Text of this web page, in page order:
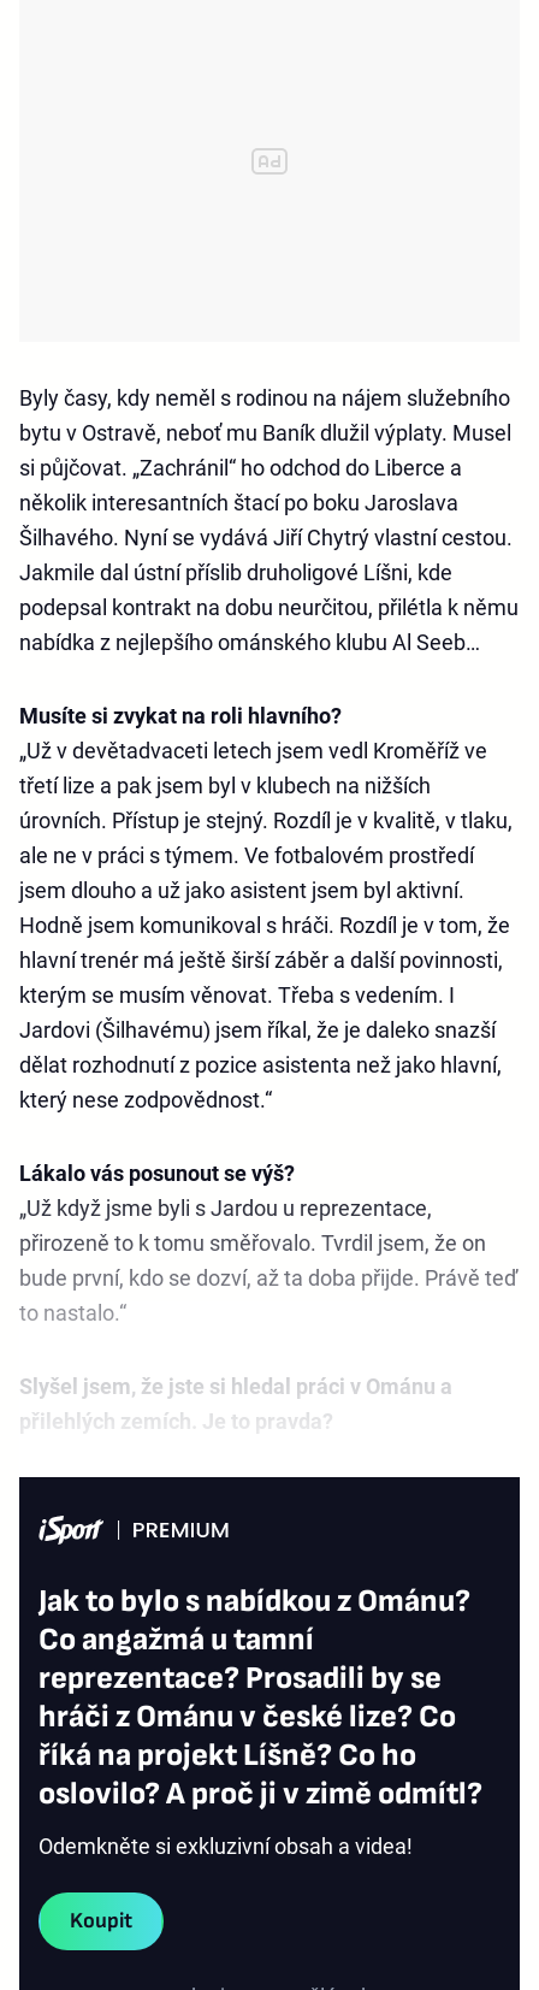
Byly časy, kdy neměl s rodinou na nájem služebního
bytu v Ostravě, neboť mu Baník dlužil výplaty. Musel
si půjčovat. „Zachránil“ ho odchod do Liberce a
několik interesantních štací po boku Jaroslava
Šilhavého. Nyní se vydává Jiří Chytrý vlastní cestou.
Jakmile dal ústní příslib druholigové Líšni, kde
podepsal kontrakt na dobu neurčitou, přilétla k němu
nabídka z nejlepšího ománského klubu Al Seeb…
Musíte si zvykat na roli hlavního?
„Už v devětadvaceti letech jsem vedl Kroměříž ve
třetí lize a pak jsem byl v klubech na nižších
úrovních. Přístup je stejný. Rozdíl je v kvalitě, v tlaku,
ale ne v práci s týmem. Ve fotbalovém prostředí
jsem dlouho a už jako asistent jsem byl aktivní.
Hodně jsem komunikoval s hráči. Rozdíl je v tom, že
hlavní trenér má ještě širší záběr a další povinnosti,
kterým se musím věnovat. Třeba s vedením. I
Jardovi (Šilhavému) jsem říkal, že je daleko snazší
dělat rozhodnutí z pozice asistenta než jako hlavní,
který nese zodpovědnost.“
Lákalo vás posunout se výš?
„Už když jsme byli s Jardou u reprezentace,
přirozeně to k tomu směřovalo. Tvrdil jsem, že on
bude první, kdo se dozví, až ta doba přijde. Právě teď
to nastalo.“
Slyšel jsem, že jste si hledal práci v Ománu a
přilehlých zemích. Je to pravda?
Jak to bylo s nabídkou z Ománu?
Co angažmá u tamní
reprezentace? Prosadili by se
hráči z Ománu v české lize? Co
říká na projekt Líšně? Co ho
oslovilo? A proč ji v zimě odmítl?
Odemkněte si exkluzivní obsah a videa!
Koupit